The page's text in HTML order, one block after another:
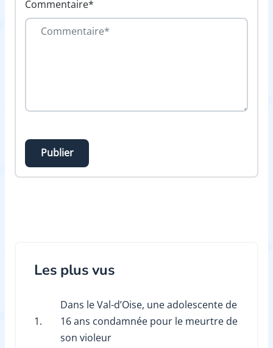
Commentaire*
Publier
Les plus vus
1.
Dans le Val-d’Oise, une adolescente de
16 ans condamnée pour le meurtre de
son violeur